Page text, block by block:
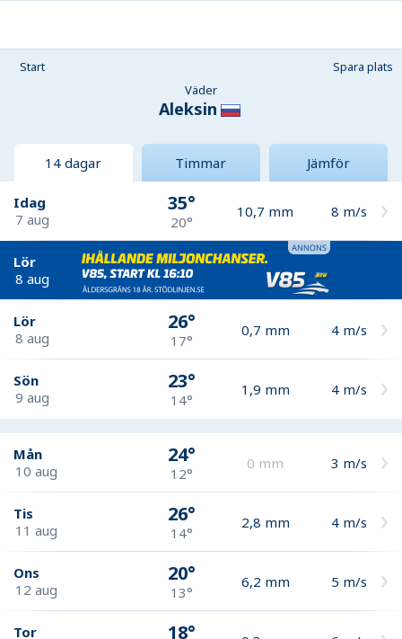
Start
Spara plats
Väder
Aleksin
14 dagar Timmar Jämför
Idag
7 aug
35°
20°
10,7 mm 8 m/s
Lör
8 aug
Lör
8 aug
26°
17°
0,7 mm 4 m/s
Sön
9 aug
23°
14°
1,9 mm 4 m/s
Mån
10 aug
24°
12°
0 mm 3 m/s
Tis
11 aug
26°
14°
2,8 mm 4 m/s
Ons
12 aug
20°
13°
6,2 mm 5 m/s
Tor
18°